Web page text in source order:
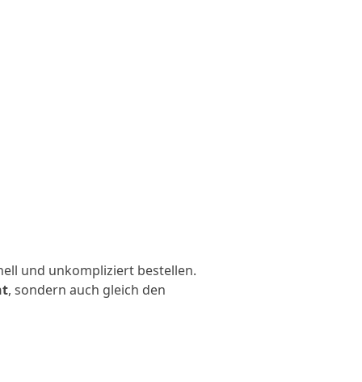
und unkompliziert bestellen.
, sondern auch gleich den